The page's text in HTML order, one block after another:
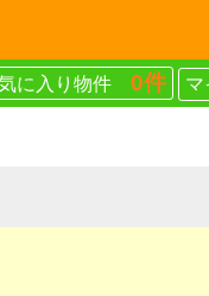
に入り物件 0件 マ